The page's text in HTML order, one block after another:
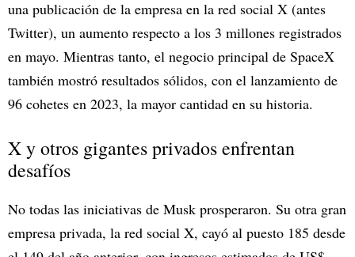
una publicación de la empresa en la red social X (antes
Twitter), un aumento respecto a los 3 millones registrados
en mayo. Mientras tanto, el negocio principal de SpaceX
también mostró resultados sólidos, con el lanzamiento de
96 cohetes en 2023, la mayor cantidad en su historia.
X y otros gigantes privados enfrentan
desafíos
No todas las iniciativas de Musk prosperaron. Su otra gran
empresa privada, la red social X, cayó al puesto 185 desde